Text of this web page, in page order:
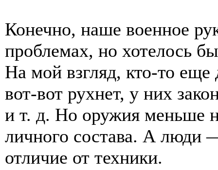
Конечно, наше военное
проблемах, но хотелось
На мой взгляд, кто-то еще
вот-вот рухнет, у них
и т. д. Но оружия меньше
личного состава. А люди
отличие от техники.